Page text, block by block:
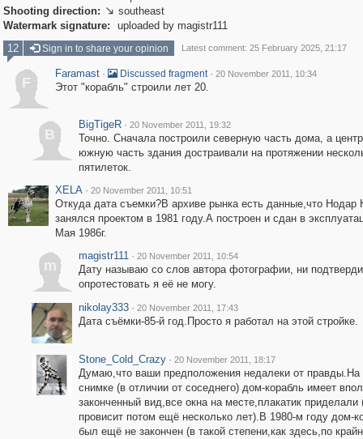
Shooting direction:  southeast
Watermark signature:
uploaded by magistr111
12
Sign in to share your opinion Latest comment: 25 February 2025, 21:17
F
Faramast · Discussed fragment · 20 November 2011, 10:34
Этот "корабль" строили лет 20.
B
BigTigeR · 20 November 2011, 19:32
Точно. Сначала построили северную часть дома, а
южную часть здания достраивали на протяжении
пятилеток.
XELA · 20 November 2011, 10:51
Откуда дата съемки?В архиве рынка есть данные,что Нодар
занялся проектом в 1981 году.А построен и сдан в
Мая 1986г.
m
magistr111 · 20 November 2011, 10:54
Дату называю со слов автора фотографии, ни
опротестовать я её не могу.
nikolay333 · 20 November 2011, 17:43
Дата съёмки-85-й год.Просто я работал на этой стройке.
Stone_Cold_Crazy · 20 November 2011, 18:17
Думаю,что ваши предположения недалеки от правды.На
снимке (в отличии от соседнего) дом-корабль имеет
законченный вид,все окна на месте,плакатик приделали
провисит потом ещё несколько лет).В 1980-м году дом-
был ещё не закончен (в такой степени,как здесь,по